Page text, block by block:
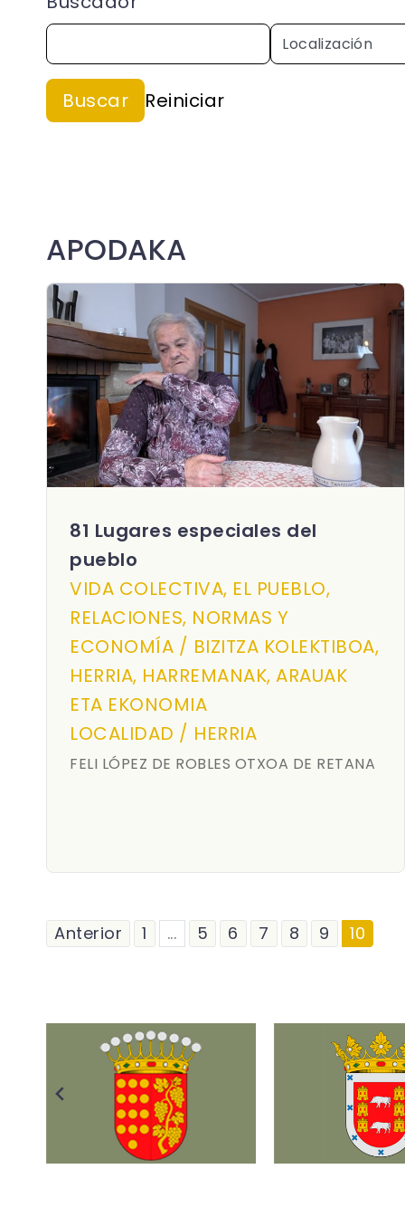
APODAKA
81 Lugares especiales del
pueblo
VIDA COLECTIVA, EL PUEBLO,
RELACIONES, NORMAS Y
ECONOMÍA / BIZITZA KOLEKTIBOA,
HERRIA, HARREMANAK, ARAUAK
ETA EKONOMIA
LOCALIDAD / HERRIA
FELI LÓPEZ DE ROBLES OTXOA DE RETANA
Anterior 1 ... 5 6 7 8 9 10